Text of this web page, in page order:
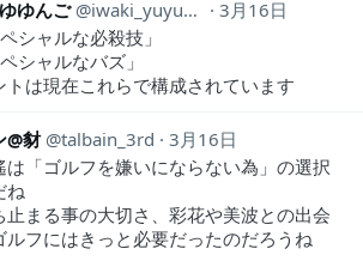
ゆんご iwaki_yuyungo
3月16日
シャルな必殺技」
シャルなバズ」
トは現在これらで構成されています
@豺 talbain_3rd
3月16日
は「ゴルフを嫌いにならない為」の選択
ね
止まる事の大切さ、彩花や美波との出会
ルフにはきっと必要だったのだろうね